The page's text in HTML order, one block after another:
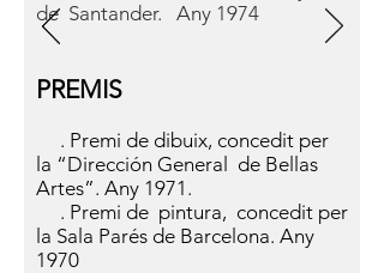
de Santander. Any 1974
PREMIS
. Premi de dibuix, concedit per
la “Dirección General de Bellas
Artes”. Any 1971.
. Premi de pintura, concedit per
la Sala Parés de Barcelona. Any
1970